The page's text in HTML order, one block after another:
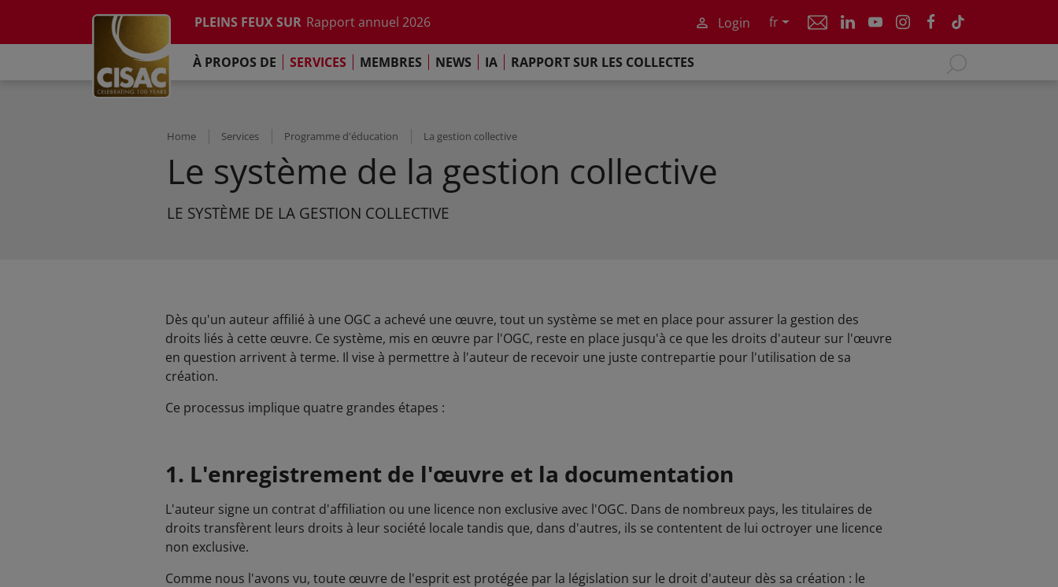
PLEINS FEUX SUR Rapport annuel 2026
L'Engagement de Paris
Rapport sur les Collectes Mondiales 2025
Etude sur l'impact de l'IA
Login fr
LinkedinYoutubeInstagramFacebookTikTok
À PROPOS DE SERVICES MEMBRES NEWS IA RAPPORT SUR LES COLLECTES
Home Services Programme d'éducation La gestion collective
Le système de la gestion collective
LE SYSTÈME DE LA GESTION COLLECTIVE
Dès qu'un auteur affilié à une OGC a achevé une œuvre, tout un système se met en place pour assurer la gestion des
droits liés à cette œuvre. Ce système, mis en œuvre par l'OGC, reste en place jusqu'à ce que les droits d'auteur sur l'œuvre
en question arrivent à terme. Il vise à permettre à l'auteur de recevoir une juste contrepartie pour l'utilisation de sa
création.
Ce processus implique quatre grandes étapes :
1. L'enregistrement de l'œuvre et la documentation
L'auteur signe un contrat d'affiliation ou une licence non exclusive avec l'OGC. Dans de nombreux pays, les titulaires de
droits transfèrent leurs droits à leur société locale tandis que, dans d'autres, ils se contentent de lui octroyer une licence
non exclusive.
Comme nous l'avons vu, toute œuvre de l'esprit est protégée par la législation sur le droit d'auteur dès sa création : le